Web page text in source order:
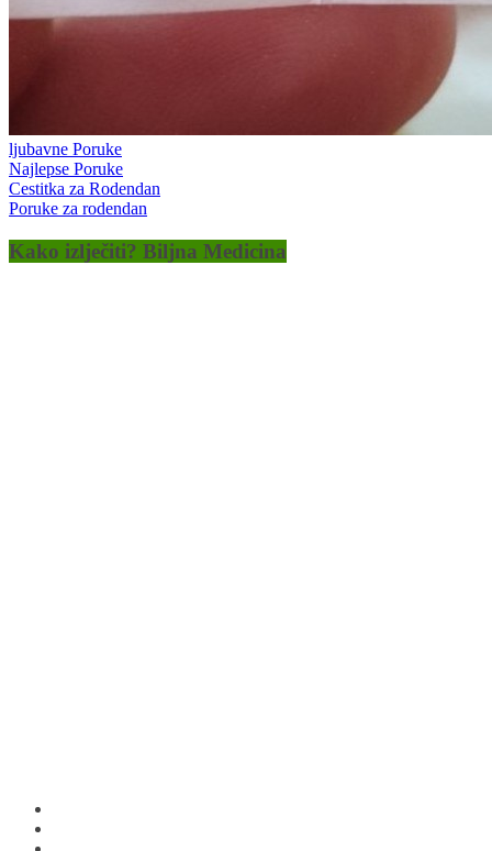
ljubavne Poruke
Najlepse Poruke
Cestitka za Rodendan
Poruke za rodendan
Kako izlječiti? Biljna Medicina